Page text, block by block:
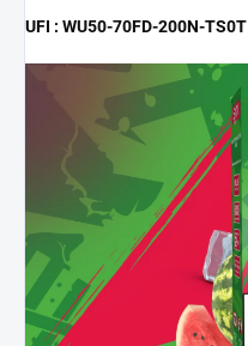
UFI : WU50-70FD-200N-TS0T